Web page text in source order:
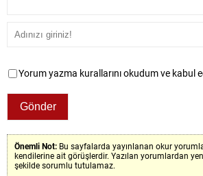
Yorum yazma kurallarını okudum ve kabul
Önemli Not: Bu sayfalarda yayınlanan okur
kendilerine ait görüşlerdir. Yazılan yorumlardan
şekilde sorumlu tutulamaz.